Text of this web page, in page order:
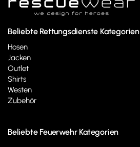
Beliebte Rettungsdienste Kategorien
Hosen
Jacken
Outlet
Shirts
Westen
Zubehör
Beliebte Feuerwehr Kategorien